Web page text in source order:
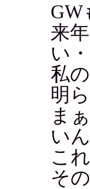
GW
来
い
私
明
ま
い
こ
そ